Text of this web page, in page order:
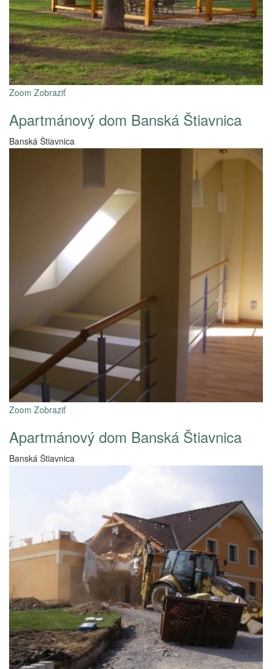
Zoom Zobraziť
Apartmánový dom Banská Štiavnica
Banská Štiavnica
Zoom Zobraziť
Apartmánový dom Banská Štiavnica
Banská Štiavnica